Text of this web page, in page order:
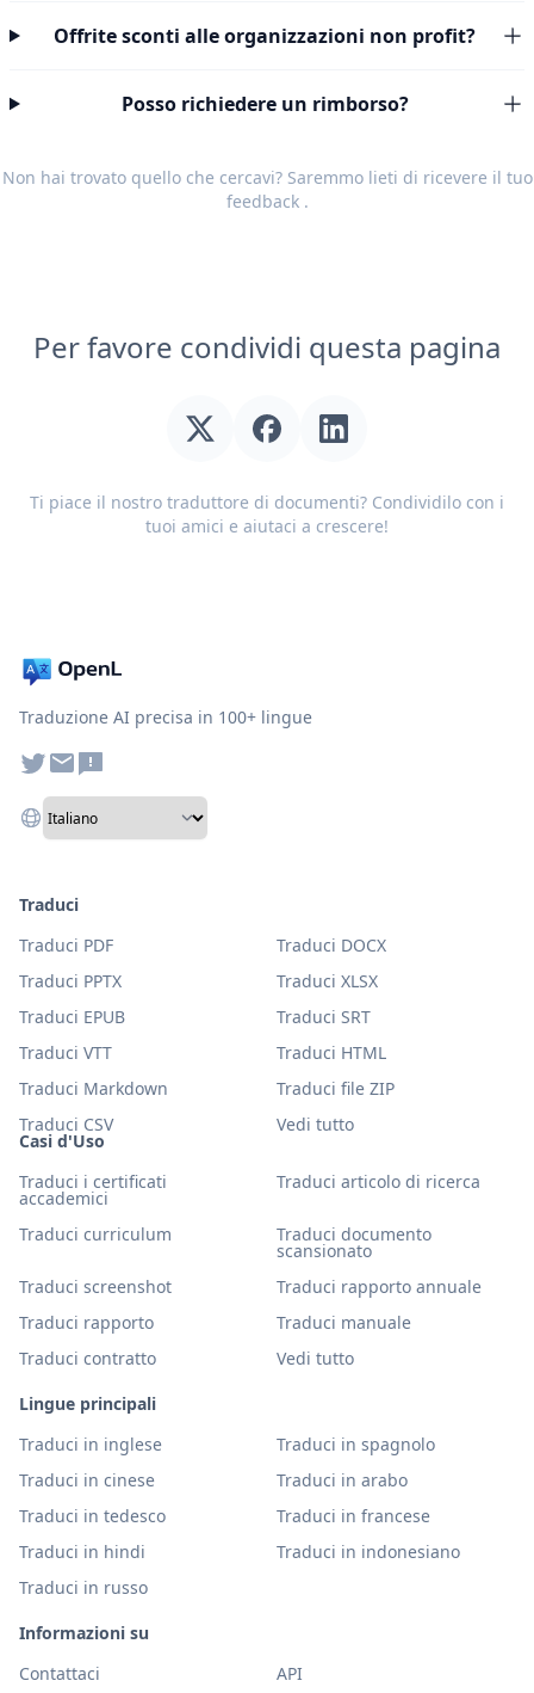
Offrite sconti alle organizzazioni non profit?
Posso richiedere un rimborso?
Non hai trovato quello che cercavi? Saremmo lieti di ricevere il tuo
feedback.
Per favore condividi questa pagina
Ti piace il nostro traduttore di documenti? Condividilo con i
tuoi amici e aiutaci a crescere!
Traduzione AI precisa in 100+ lingue
Casi d'Uso
Traduci i certificati
accademici
Traduci articolo di ricerca
Traduci curriculum Traduci documento
scansionato
Traduci screenshot
Traduci rapporto annuale
Traduci rapporto
Traduci manuale
Traduci contratto
Vedi tutto
Lingue principali
Traduci in inglese
Traduci in spagnolo
Traduci in cinese
Traduci in arabo
Traduci in tedesco
Traduci in francese
Traduci in hindi
Traduci in indonesiano
Traduci in russo
Traduci
Traduci PDF
Traduci DOCX
Traduci PPTX
Traduci XLSX
Traduci EPUB
Traduci SRT
Traduci VTT
Traduci HTML
Traduci Markdown
Traduci file ZIP
Traduci CSV
Vedi tutto
Informazioni su
Contattaci
API